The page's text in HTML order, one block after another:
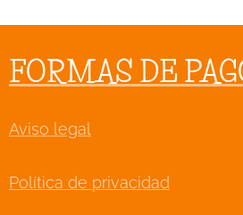
FORMAS DE
Aviso legal
Política de privacidad